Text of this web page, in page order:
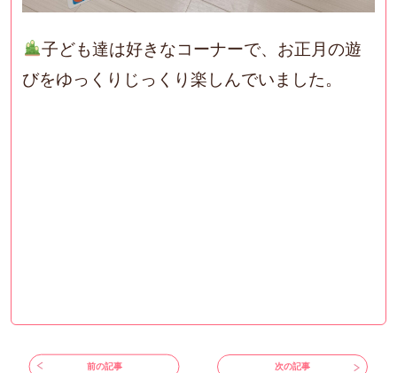
子ども達は好きなコーナーで、お正月の遊
びをゆっくりじっくり楽しんでいました。
前の記事 次の記事